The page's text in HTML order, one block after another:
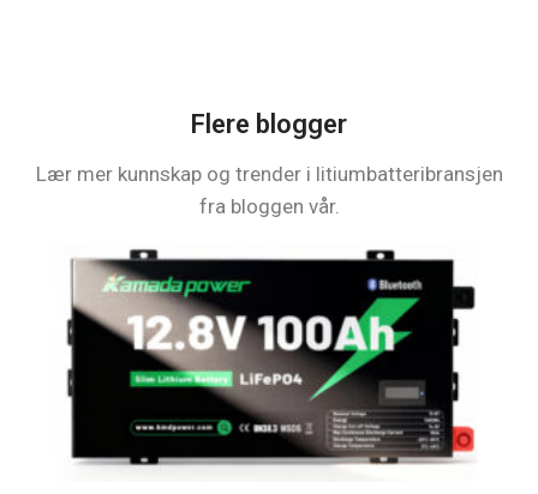
Flere blogger
Lær mer kunnskap og trender i litiumbatteribransjen
fra bloggen vår.